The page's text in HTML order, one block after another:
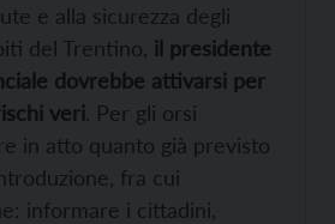
e alla sicurezza degli
del Trentino, il presidente
dovrebbe attivarsi per
veri. Per gli orsi
in atto quanto già previsto
fra cui
informare i cittadini,